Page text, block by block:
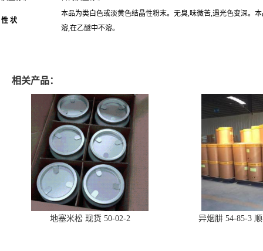
性 状
本品为类白色或淡黄色结晶性粉末。无臭,味微苦,遇光色变深。
溶,在乙醚中不溶。
相关产品：
地塞米松 现货 50-02-2 异烟肼 54-85-3